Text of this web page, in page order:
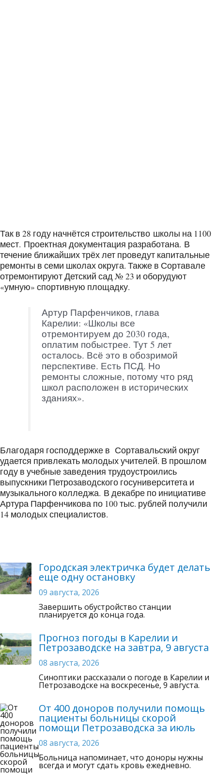
Так в 28 году начнётся строительство школы на 1100
мест. Проектная документация разработана. В
течение ближайших трёх лет проведут капитальные
ремонты в семи школах округа. Также в Сортавале
отремонтируют Детский сад № 23 и оборудуют
«умную» спортивную площадку.
Артур Парфенчиков, глава
Карелии: «Школы все
отремонтируем до 2030 года,
оплатим побыстрее. Тут 5 лет
осталось. Всё это в обозримой
перспективе. Есть ПСД. Но
ремонты сложные, потому что ряд
школ расположен в исторических
зданиях».
Благодаря господдержке в Сортавальский округ
удается привлекать молодых учителей. В прошлом
году в учебные заведения трудоустроились
выпускники Петрозаводского госуниверситета и
музыкального колледжа. В декабре по инициативе
Артура Парфенчикова по 100 тыс. рублей получили
14 молодых специалистов.
Городская электричка будет делать
еще одну остановку
09 августа, 2026
Завершить обустройство станции
планируется до конца года.
Прогноз погоды в Карелии и
Петрозаводске на завтра, 9 августа
08 августа, 2026
Синоптики рассказали о погоде в Карелии и
Петрозаводске на воскресенье, 9 августа.
От 400 доноров получили помощь
пациенты больницы скорой
помощи Петрозаводска за июль
08 августа, 2026
Больница напоминает, что доноры нужны
всегда и могут сдать кровь ежедневно.